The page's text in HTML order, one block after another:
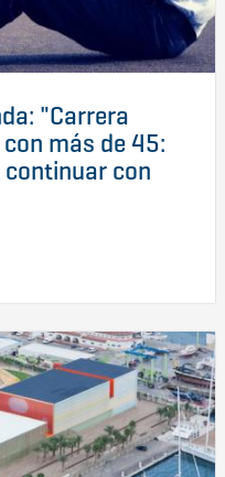
"Carrera
más de 45:
con